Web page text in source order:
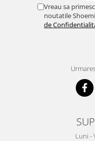
Vreau sa
noutatile
de
Luni -